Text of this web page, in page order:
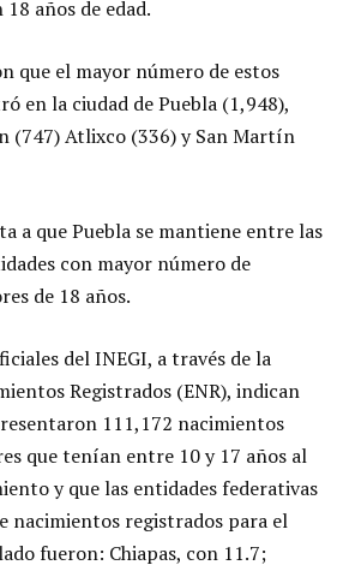
años de edad.
que el mayor número de estos
en la ciudad de Puebla (1,948),
(747) Atlixco (336) y San Martín
a que Puebla se mantiene entre las
con mayor número de
de 18 años.
del INEGI, a través de la
Registrados (ENR), indican
111,172 nacimientos
que tenían entre 10 y 17 años al
y que las entidades federativas
nacimientos registrados para el
fueron: Chiapas, con 11.7;